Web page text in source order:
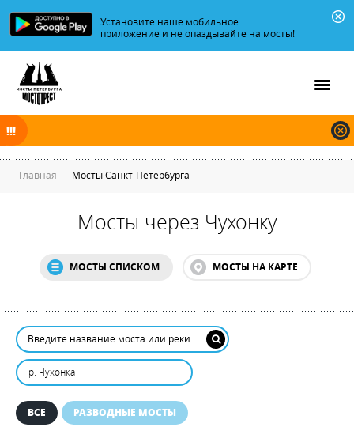
Установите наше мобильное
приложение и не опаздывайте на мосты!
разводятся по графику.
Главная — Мосты Санкт-Петербурга
Мосты через Чухонку
МОСТЫ СПИСКОМ МОСТЫ НА КАРТЕ
р. Чухонка
ВСЕ РАЗВОДНЫЕ МОСТЫ